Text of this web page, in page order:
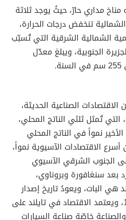
مناخ مداري حارّ، حيثُ يوجد ثلاثة
تنخفض درجات الحرارة،
الشمالية الشرقية التي تُسبّب
الجنوبية، ويبلغ معدّل
الاقتصادات الصناعية الحديثة،
تُمثل ثلثي الناتج المحلي،
نمواً في الناتج المحلي
من أسرع الاقتصادات الآسيوية نمواً،
الجنوب الشرقي الآسيوي
بعد سنغافورة وبروناوي،
هي البات، ويعودُ تاريخ إصدار
هذه العملة في عام 1897، ويعتمد الاقتصاد في تايلند على
والصناعة خاصّة صناعة السيارات